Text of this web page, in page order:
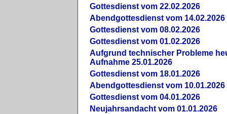
Gottesdienst vom 22.02.2026
Abendgottesdienst vom 14.02.2026
Gottesdienst vom 08.02.2026
Gottesdienst vom 01.02.2026
Aufgrund technischer Probleme
Aufnahme 25.01.2026
Gottesdienst vom 18.01.2026
Abendgottesdienst vom 10.01.2026
Gottesdienst vom 04.01.2026
Neujahrsandacht vom 01.01.2026